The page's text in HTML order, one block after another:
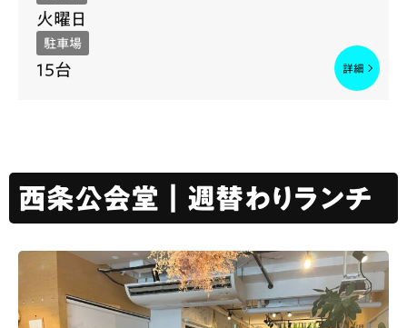
火曜日
駐車場
15台
西条公会堂｜週替わりランチ